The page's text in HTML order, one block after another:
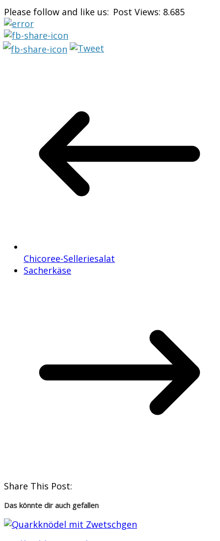
Please follow and like us: Post Views: 8.685
Chicoree-Selleriesalat
Sacherkäse
Share This Post:
Das könnte dir auch gefallen